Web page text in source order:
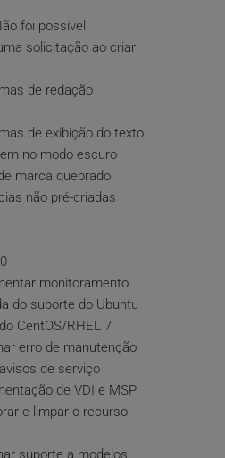
foi possível
solicitação ao criar
de redação
de exibição do texto
no modo escuro
marca quebrado
não pré-criadas
monitoramento
do suporte do Ubuntu
CentOS/RHEL 7
erro de manutenção
de serviço
de VDI e MSP
e limpar o recurso
suporte a modelos